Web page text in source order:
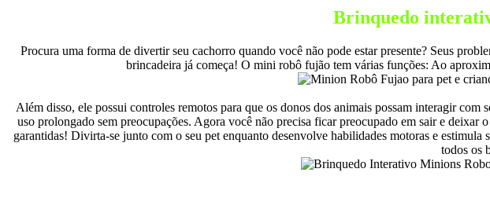
Brinquedo
Procura uma forma de divertir seu cachorro quando você não pode estar presente? Seus
brincadeira já começa! O mini robô fujão tem várias funções: Ao
Além disso, ele possui controles remotos para que os donos dos animais possam interagir
uso prolongado sem preocupações. Agora você não precisa ficar preocupado em sair e
garantidas! Divirta-se junto com o seu pet enquanto desenvolve habilidades motoras e
todos os